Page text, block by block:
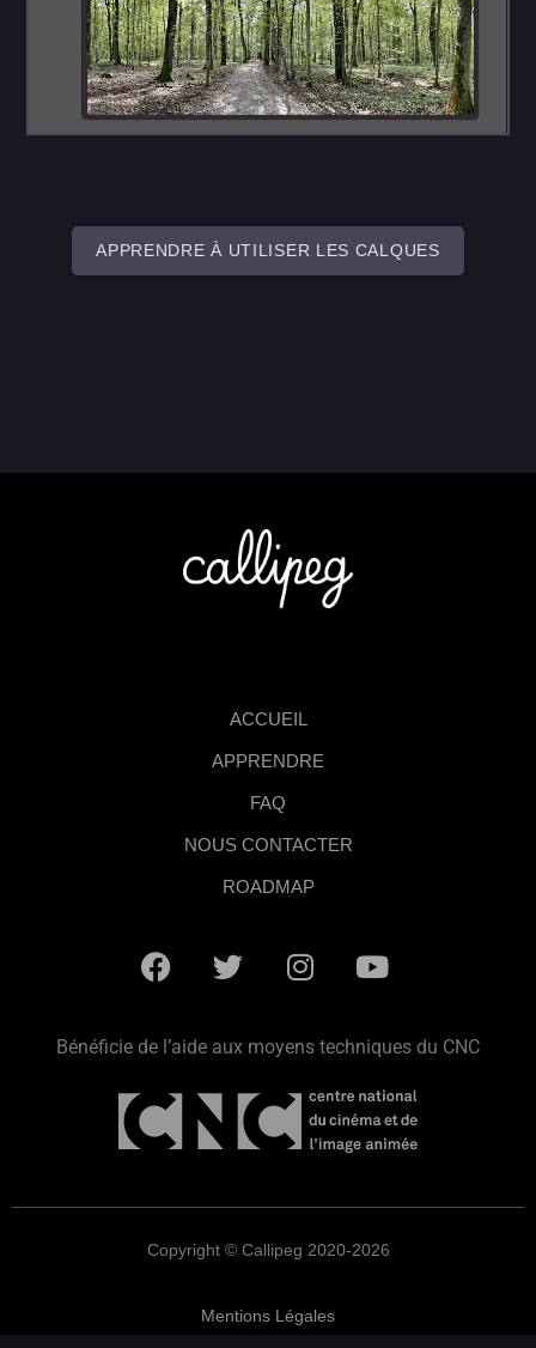
APPRENDRE À UTILISER LES CALQUES
ACCUEIL
APPRENDRE
FAQ
NOUS CONTACTER
ROADMAP
Bénéficie de l’aide aux moyens techniques du CNC
Copyright © Callipeg 2020-2026
Mentions Légales